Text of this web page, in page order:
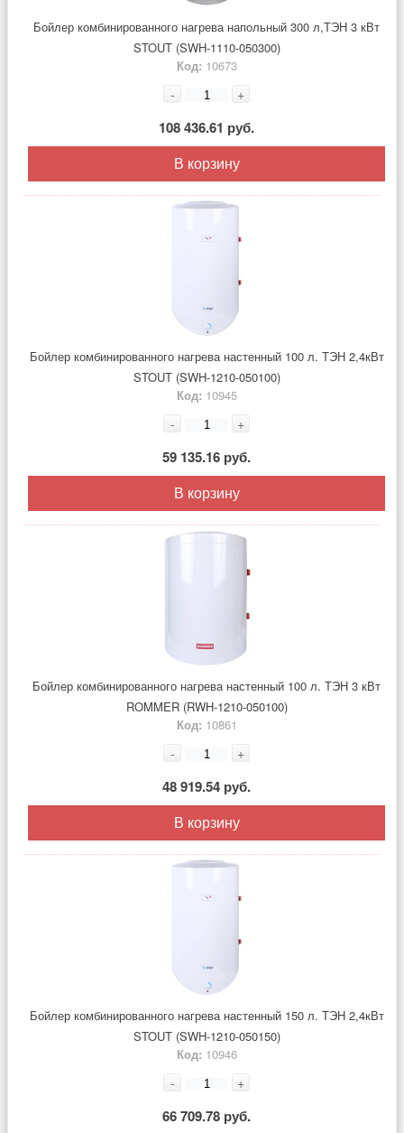
Бойлер комбинированного нагрева напольный 300 л,ТЭН 3 кВт
STOUT (SWH-1110-050300)
Код: 10673
- +
108 436.61 руб.
В корзину
Бойлер комбинированного нагрева настенный 100 л. ТЭН 2,4кВт
STOUT (SWH-1210-050100)
Код: 10945
- +
59 135.16 руб.
В корзину
Бойлер комбинированного нагрева настенный 100 л. ТЭН 3 кВт
ROMMER (RWH-1210-050100)
Код: 10861
- +
48 919.54 руб.
В корзину
Бойлер комбинированного нагрева настенный 150 л. ТЭН 2,4кВт
STOUT (SWH-1210-050150)
Код: 10946
- +
66 709.78 руб.